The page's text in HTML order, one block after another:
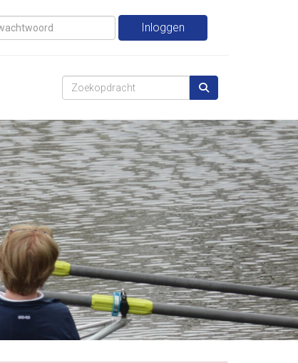
Inloggen